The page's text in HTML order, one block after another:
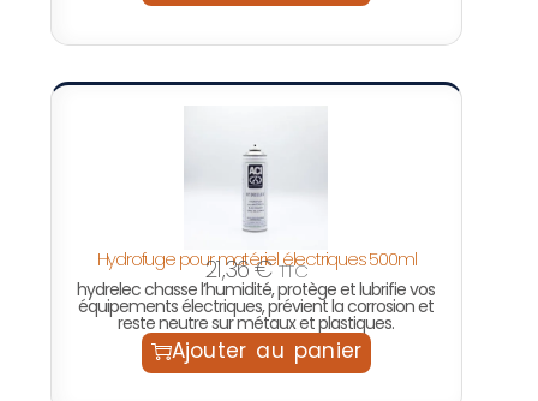
Hydrofuge pour matériel électriques 500ml
21,36€ TTC
hydrelec chasse l’humidité, protège et lubrifie vos
équipements électriques, prévient la corrosion et
reste neutre sur métaux et plastiques.
Ajouter au panier